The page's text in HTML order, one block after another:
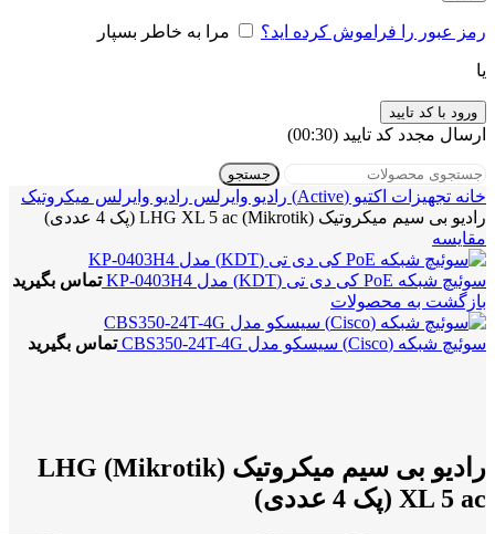
رمز عبور را فراموش کرده اید؟ مرا به خاطر بسپار
یا
ورود با کد تایید
ارسال مجدد کد تایید (00:
30
)
جستجو
خانه تجهیزات اکتیو (Active) رادیو وایرلس رادیو وایرلس میکروتیک
رادیو بی سیم میکروتیک (Mikrotik) LHG XL 5 ac (پک 4 عددی)
مقایسه
سوئیچ شبکه PoE کی دی تی (KDT) مدل KP-0403H4
تماس بگیرید
بازگشت به محصولات
سوئیچ شبکه (Cisco) سیسکو مدل CBS350-24T-4G تماس بگیرید
رادیو بی سیم میکروتیک (Mikrotik) LHG
XL 5 ac (پک 4 عددی)